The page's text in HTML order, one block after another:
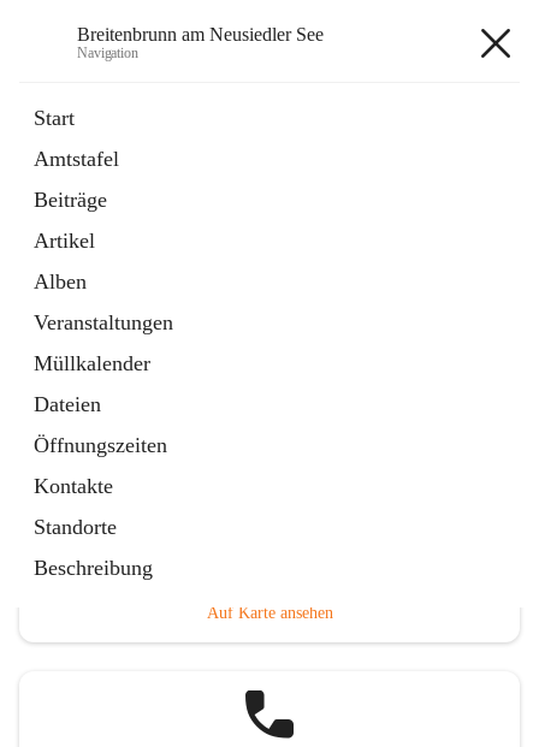
Breitenbrunn am Neusiedler See
Navigation
Start
Amtstafel
Beiträge
Artikel
Alben
Veranstaltungen
Müllkalender
Dateien
Öffnungszeiten
Kontakte
Standorte
Beschreibung
18 Schnellzugriffe
Gemeindeservice
Auf Karte ansehen